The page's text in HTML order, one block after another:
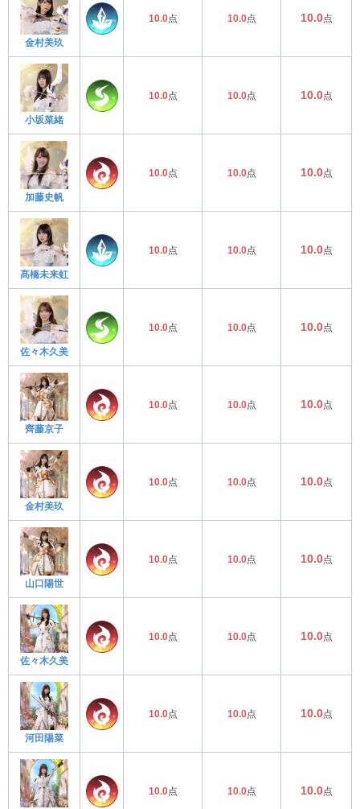
金村美玖
10.0点 10.0点 10.0点
小坂菜緒
10.0点 10.0点 10.0点
加藤史帆
10.0点 10.0点 10.0点
髙橋未来虹
10.0点 10.0点 10.0点
佐々木久美
10.0点 10.0点 10.0点
齊藤京子
10.0点 10.0点 10.0点
金村美玖
10.0点 10.0点 10.0点
山口陽世
10.0点 10.0点 10.0点
佐々木久美
10.0点 10.0点 10.0点
河田陽菜
10.0点 10.0点 10.0点
10.0点 10.0点 10.0点